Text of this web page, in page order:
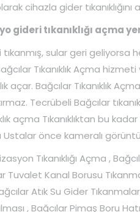
cihazla gider tıkanıklığını
gideri tıkanıklığı açma
sular geri geliyorsa
Tıkanıklık Açma
açar. Bağcılar Tıkanıklık
Tecrübeli Bağcılar
açma Tıkanıklıktan bu
Ustalar önce kameralı
Tıkanıklığı Açma ,
Tuvalet Kanal Borusu
Atık Su Gider
, Bağcılar Pimaş Boru